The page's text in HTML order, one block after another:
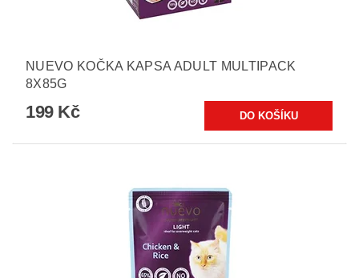
NUEVO KOČKA KAPSA ADULT MULTIPACK
8X85G
199 Kč